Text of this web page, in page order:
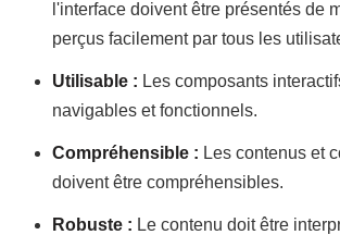
l'interface doivent être présentés de
perçus facilement par tous les
Utilisable : Les composants
navigables et fonctionnels.
Compréhensible : Les contenus et
doivent être compréhensibles.
Robuste : Le contenu doit être